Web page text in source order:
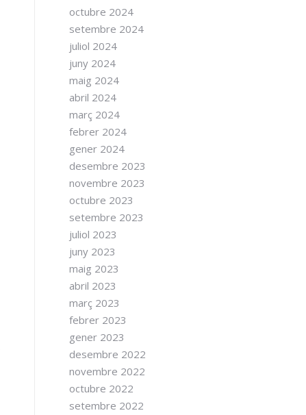
octubre 2024
setembre 2024
juliol 2024
juny 2024
maig 2024
abril 2024
març 2024
febrer 2024
gener 2024
desembre 2023
novembre 2023
octubre 2023
setembre 2023
juliol 2023
juny 2023
maig 2023
abril 2023
març 2023
febrer 2023
gener 2023
desembre 2022
novembre 2022
octubre 2022
setembre 2022